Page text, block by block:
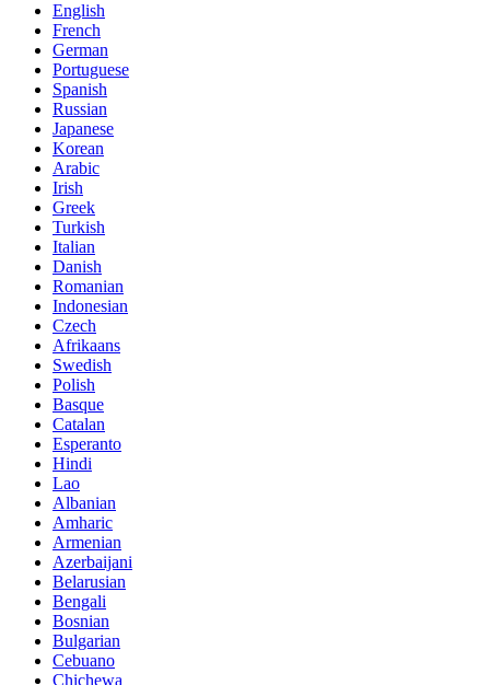
English
French
German
Portuguese
Spanish
Russian
Japanese
Korean
Arabic
Irish
Greek
Turkish
Italian
Danish
Romanian
Indonesian
Czech
Afrikaans
Swedish
Polish
Basque
Catalan
Esperanto
Hindi
Lao
Albanian
Amharic
Armenian
Azerbaijani
Belarusian
Bengali
Bosnian
Bulgarian
Cebuano
Chichewa